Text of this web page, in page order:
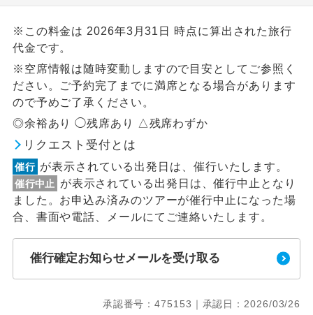
※この料金は 2026年3月31日 時点に算出された旅行
代金です。
※空席情報は随時変動しますので目安としてご参照く
ださい。ご予約完了までに満席となる場合があります
ので予めご了承ください。
◎余裕あり ◯残席あり △残席わずか
リクエスト受付とは
催行 が表示されている出発日は、催行いたします。
催行中止
が表示されている出発日は、催行中止となり
ました。お申込み済みのツアーが催行中止になった場
合、書面や電話、メールにてご連絡いたします。
催行確定お知らせメールを受け取る
承認番号：475153｜承認日：2026/03/26